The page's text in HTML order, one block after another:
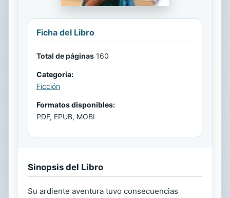
Ficha del Libro
Total de páginas 160
Categoría:
Ficción
Formatos disponibles:
PDF, EPUB, MOBI
Sinopsis del Libro
Su ardiente aventura tuvo consecuencias